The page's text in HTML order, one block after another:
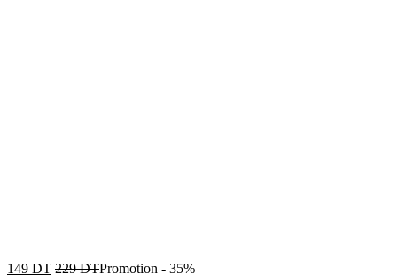
149 DT 229DTPromotion - 35%